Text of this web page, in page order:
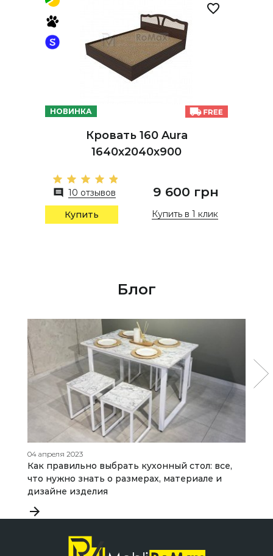
НОВИНКА
Кровать 160 Aura
1640х2040х900
10 отзывов 9 600 грн
Купить Купить в 1 клик
Блог
04 апреля 2023
Как правильно выбрать кухонный стол: все,
что нужно знать о размерах, материале и
дизайне изделия